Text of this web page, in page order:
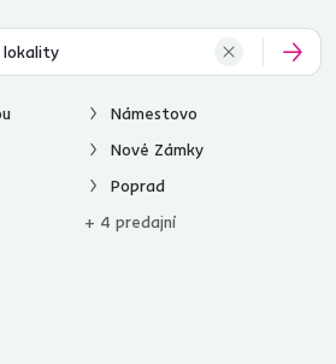
Námestovo
Nové Zámky
Poprad
+ 4 predajní